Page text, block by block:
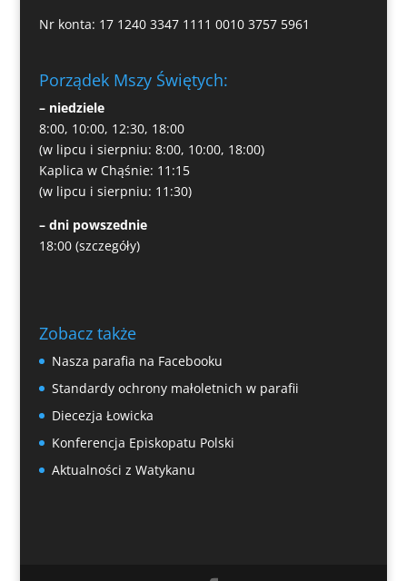
Nr konta: 17 1240 3347 1111 0010 3757 5961
Porządek Mszy Świętych:
– niedziele
8:00, 10:00, 12:30, 18:00
(w lipcu i sierpniu: 8:00, 10:00, 18:00)
Kaplica w Chąśnie: 11:15
(w lipcu i sierpniu: 11:30)
– dni powszednie
18:00 (szczegóły)
Zobacz także
Nasza parafia na Facebooku
Standardy ochrony małoletnich w parafii
Diecezja Łowicka
Konferencja Episkopatu Polski
Aktualności z Watykanu